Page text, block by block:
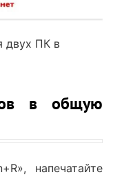
двух ПК в
в общую
напечатайте